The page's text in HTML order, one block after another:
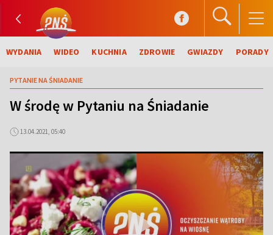
WYDANIA WIDEO KUCHNIA ZDROWIE GWIAZDY PORADY
PYTANIE NA ŚNIADANIE
W środę w Pytaniu na Śniadanie
13.04.2021, 05:40